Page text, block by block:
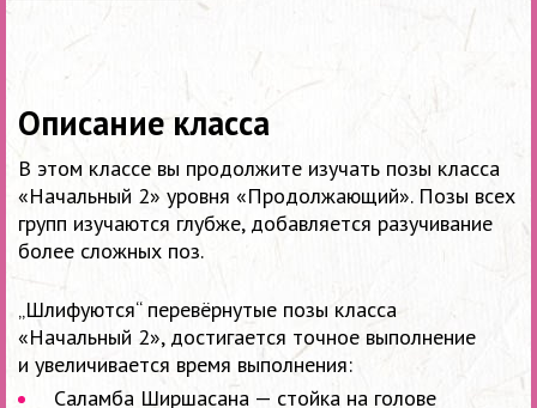
Описание класса
В этом классе вы продолжите изучать позы класса
«Начальный 2» уровня «Продолжающий». Позы всех
групп изучаются глубже, добавляется разучивание
более сложных поз.
„Шлифуются“ перевёрнутые позы класса
«Начальный 2», достигается точное выполнение
и увеличивается время выполнения:
Саламба Ширшасана — стойка на голове